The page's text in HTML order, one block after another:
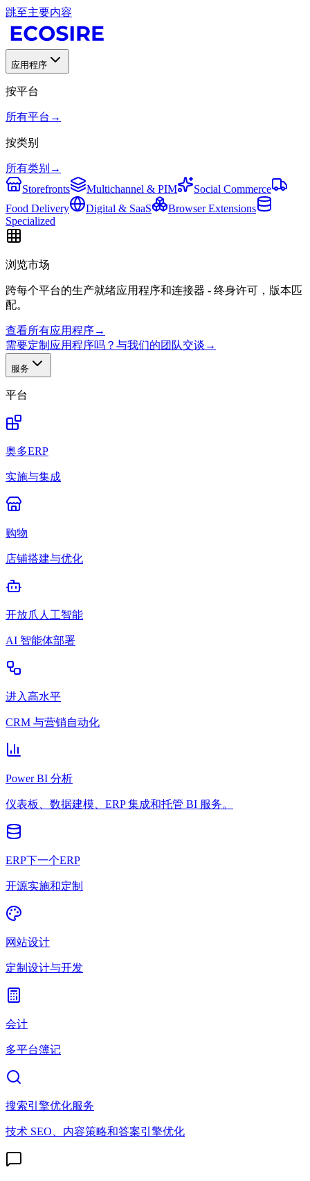
跳至主要内容
应用程序
按平台
所有平台 →
按类别
所有类别 →
Storefronts
Multichannel & PIM
Social Commerce
Food Delivery
Digital & SaaS
Browser Extensions
Specialized
浏览市场
跨每个平台的生产就绪应用程序和连接器 - 终身许可，版本匹
配。
查看所有应用程序→
需要定制应用程序吗？与我们的团队交谈 →
服务
平台
奥多ERP
实施与集成
购物
店铺搭建与优化
开放爪人工智能
AI 智能体部署
进入高水平
CRM 与营销自动化
Power BI 分析
仪表板、数据建模、ERP 集成和托管 BI 服务。
ERP下一个ERP
开源实施和定制
网站设计
定制设计与开发
会计
多平台簿记
搜索引擎优化服务
技术 SEO、内容策略和答案引擎优化